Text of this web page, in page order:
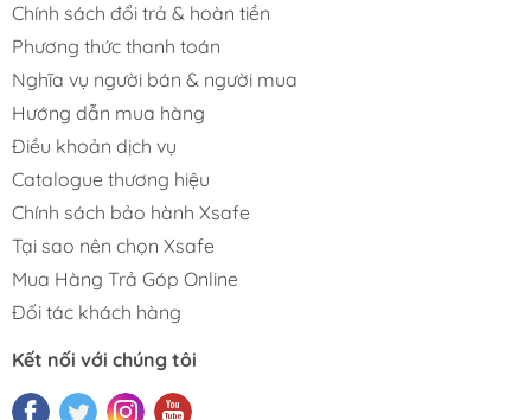
Chính sách đổi trả & hoàn tiền
Phương thức thanh toán
Nghĩa vụ người bán & người mua
Hướng dẫn mua hàng
Điều khoản dịch vụ
Catalogue thương hiệu
Chính sách bảo hành Xsafe
Tại sao nên chọn Xsafe
Mua Hàng Trả Góp Online
Đối tác khách hàng
Kết nối với chúng tôi